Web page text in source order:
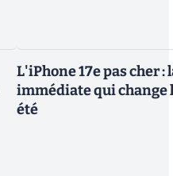
L'iPhone 17e pas cher :
immédiate qui change
été